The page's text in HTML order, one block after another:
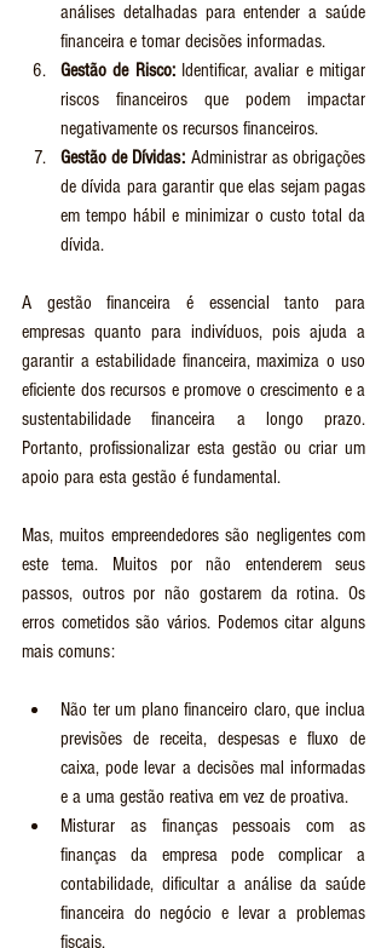
análises detalhadas para entender a saúde
financeira e tomar decisões informadas.
Gestão de Risco: Identificar, avaliar e mitigar
riscos financeiros que podem impactar
negativamente os recursos financeiros.
Gestão de Dívidas: Administrar as obrigações
de dívida para garantir que elas sejam pagas
em tempo hábil e minimizar o custo total da
dívida.
A gestão financeira é essencial tanto para
empresas quanto para indivíduos, pois ajuda a
garantir a estabilidade financeira, maximiza o uso
eficiente dos recursos e promove o crescimento e a
sustentabilidade financeira a longo prazo.
Portanto, profissionalizar esta gestão ou criar um
apoio para esta gestão é fundamental.
Mas, muitos empreendedores são negligentes com
este tema. Muitos por não entenderem seus
passos, outros por não gostarem da rotina. Os
erros cometidos são vários. Podemos citar alguns
mais comuns:
Não ter um plano financeiro claro, que inclua
previsões de receita, despesas e fluxo de
caixa, pode levar a decisões mal informadas
e a uma gestão reativa em vez de proativa.
Misturar as finanças pessoais com as
finanças da empresa pode complicar a
contabilidade, dificultar a análise da saúde
financeira do negócio e levar a problemas
fiscais.